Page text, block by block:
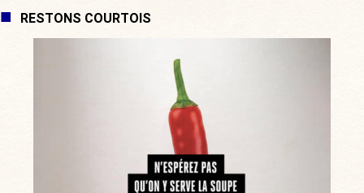
RESTONS COURTOIS